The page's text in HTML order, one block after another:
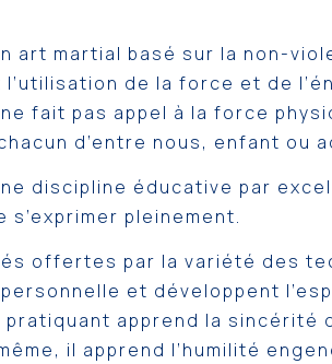
un art martial basé sur la non-
de la force et de
fait pas appel à la force
d’entre nous, enfant ou
une discipline éducative par
s’exprimer pleinement.
offertes par la variété des
et développent
apprend la sincérité
il apprend l’humilité